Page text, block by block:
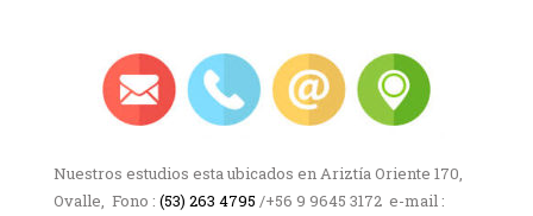
Nuestros estudios esta ubicados en Ariztía Oriente 170,
Ovalle, Fono : (53) 263 4795 /+56 9 9645 3172 e-mail :